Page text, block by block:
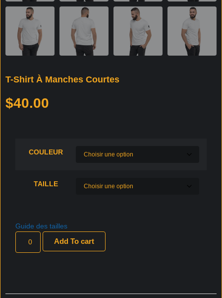
T-Shirt À Manches Courtes
$40.00
COULEUR
TAILLE
Guide des tailles
Add To cart